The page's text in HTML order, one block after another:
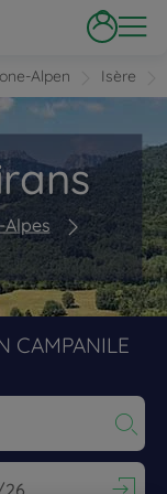
Alpen Isère
Alpes
CAMPANILE